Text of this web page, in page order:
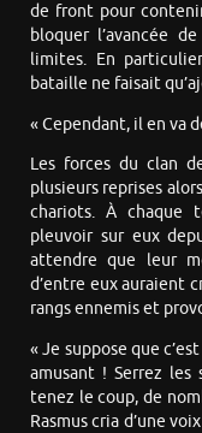
de front pour
bloquer l’avancée
limites. En
bataille ne faisait
« Cependant, il en va
Les forces du clan
plusieurs reprises
chariots. À chaque
pleuvoir sur eux
attendre que leur
d’entre eux auraient
rangs ennemis et
« Je suppose que
amusant ! Serrez les
tenez le coup, de
Rasmus cria d’une